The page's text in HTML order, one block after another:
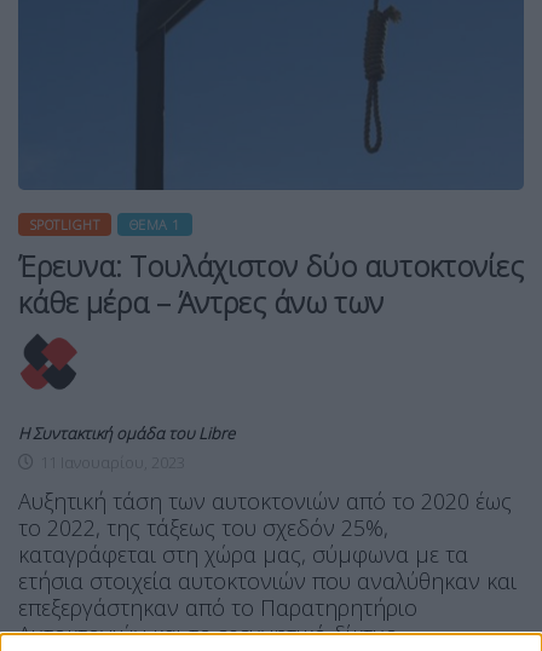
SPOTLIGHT ΘΈΜΑ 1
Έρευνα: Τουλάχιστον δύο αυτοκτονίες
κάθε μέρα – Άντρες άνω των
Η Συντακτική ομάδα του Libre
Αυξητική τάση των αυτοκτονιών από το 2020 έως
το 2022, της τάξεως του σχεδόν 25%,
καταγράφεται στη χώρα μας, σύμφωνα με τα
ετήσια στοιχεία αυτοκτονιών που αναλύθηκαν και
επεξεργάστηκαν από το Παρατηρητήριο
Αυτοκτονιών και το ερευνητικό δίκτυο